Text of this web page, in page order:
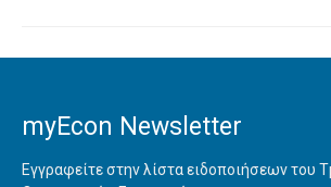
myEcon Newsletter
Εγγραφείτε στην λίστα ειδοποιήσεων του